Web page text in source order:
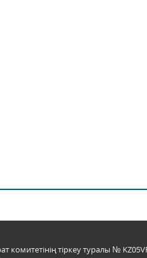
тіркеу туралы №